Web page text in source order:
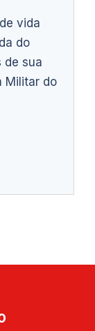
vida
do
de sua
Militar do